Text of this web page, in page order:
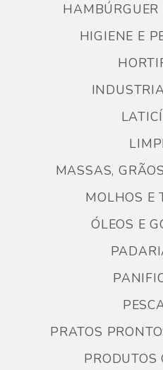
HIGIENE E
MASSAS,
MOLHOS E
ÓLEOS E
PRATOS
PRODUTOS